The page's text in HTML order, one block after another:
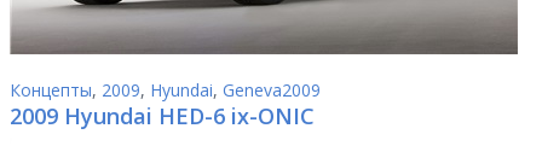
Концепты, 2009, Hyundai, Geneva2009
2009 Hyundai HED-6 ix-ONIC